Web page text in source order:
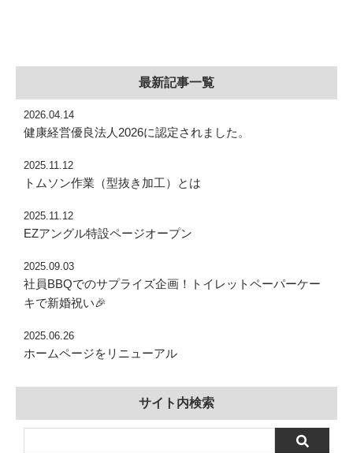
最新記事一覧
2026.04.14
健康経営優良法人2026に認定されました。
2025.11.12
トムソン作業（型抜き加工）とは
2025.11.12
EZアングル特設ページオープン
2025.09.03
社員BBQでのサプライズ企画！トイレットペーパーケー
キで新婚祝い🎉
2025.06.26
ホームページをリニューアル
サイト内検索